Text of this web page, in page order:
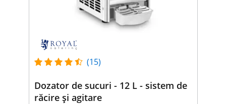
(15)
Dozator de sucuri - 12 L - sistem de
răcire și agitare